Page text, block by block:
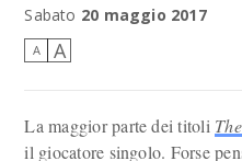
Sabato 20 maggio 2017
A A
La maggior parte dei titoli
il giocatore singolo. Forse